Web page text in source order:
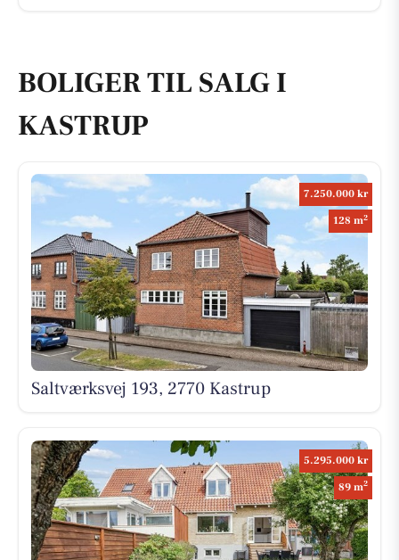
BOLIGER TIL SALG I
KASTRUP
7.250.000 kr
128 m2
Saltværksvej 193, 2770 Kastrup
5.295.000 kr
89 m2